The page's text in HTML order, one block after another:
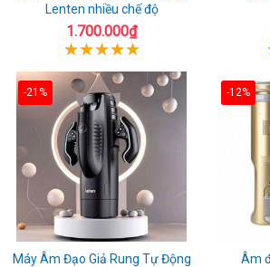
Lenten nhiều chế độ
1.700.000₫
-21%
Máy Âm Đạo Giả Rung Tự Động
-12%
Âm